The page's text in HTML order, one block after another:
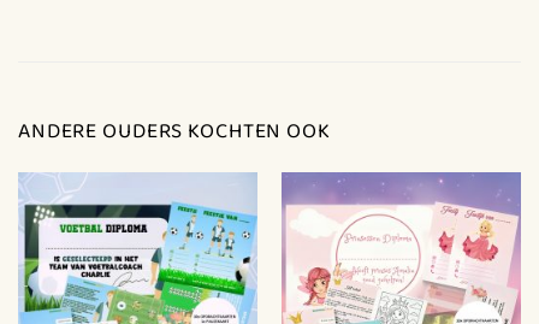
Stenen, A4-bladen of stoepkrijt om een pad van
‘denkbeeldige stenen’ te maken dat de kinderen
moeten oversteken zonder de grond te raken.
Kortom, of het nu voor een kinderfeestje, familiedag of
vakantieactiviteit is – de Superhelden-speurtocht staat
garant voor plezier, samenwerking en heldendaden!
ANDERE OUDERS KOCHTEN OOK